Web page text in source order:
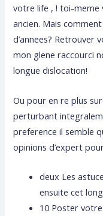
votre life , ! toi-meme
ancien. Mais
d’annees?
mon glene raccourci
longue dislocation!
Ou pour en re plus
perturbant
preference il semble
opinions d’expert
deux Les
ensuite cet
10 Poster